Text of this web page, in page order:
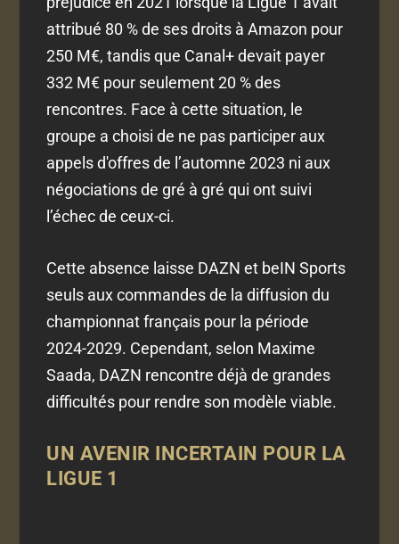
attribué 80 % de ses droits à Amazon pour
250 M€, tandis que Canal+ devait payer
332 M€ pour seulement 20 % des
rencontres. Face à cette situation, le
groupe a choisi de ne pas participer aux
appels d'offres de l’automne 2023 ni aux
négociations de gré à gré qui ont suivi
l’échec de ceux-ci.
Cette absence laisse DAZN et beIN Sports
seuls aux commandes de la diffusion du
championnat français pour la période
2024-2029. Cependant, selon Maxime
Saada, DAZN rencontre déjà de grandes
difficultés pour rendre son modèle viable.
UN AVENIR INCERTAIN POUR LA
LIGUE 1